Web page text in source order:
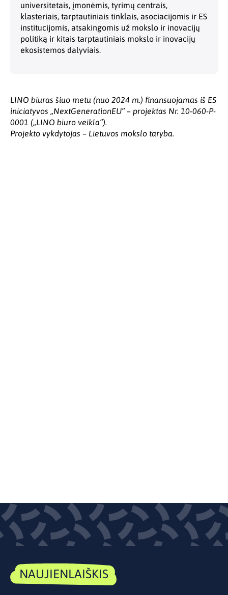
universitetais, įmonėmis, tyrimų centrais,
klasteriais, tarptautiniais tinklais, asociacijomis ir ES
institucijomis, atsakingomis už mokslo ir inovacijų
politiką ir kitais tarptautiniais mokslo ir inovacijų
ekosistemos dalyviais.
LINO biuras šiuo metu (nuo 2024 m.) finansuojamas iš ES
iniciatyvos „NextGenerationEU” – projektas Nr. 10-060-P-
0001 („LINO biuro veikla”).
Projekto vykdytojas – Lietuvos mokslo taryba.
NAUJIENLAIŠKIS